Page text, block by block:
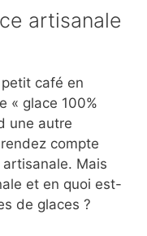
artisanale
café en
« glace 100%
une autre
compte
Mais
et en quoi est-
de glaces ?